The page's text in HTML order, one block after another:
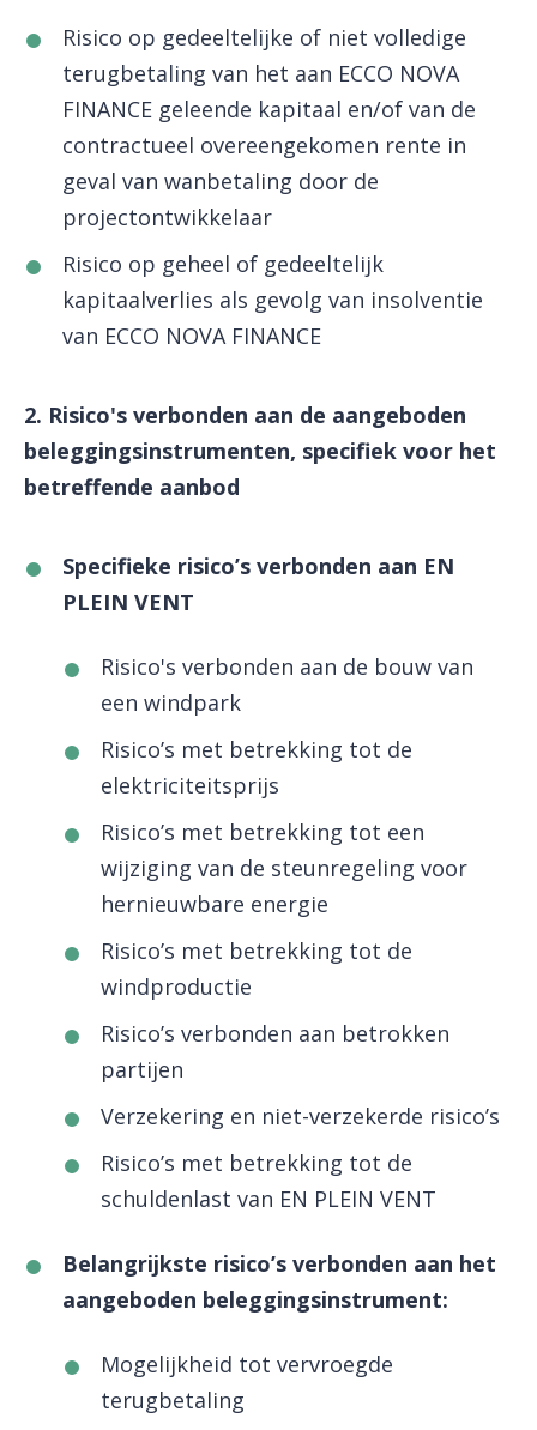
Risico op gedeeltelijke of niet volledige
terugbetaling van het aan ECCO NOVA
FINANCE geleende kapitaal en/of van de
contractueel overeengekomen rente in
geval van wanbetaling door de
projectontwikkelaar
Risico op geheel of gedeeltelijk
kapitaalverlies als gevolg van insolventie
van ECCO NOVA FINANCE
2. Risico's verbonden aan de aangeboden
beleggingsinstrumenten, specifiek voor het
betreffende aanbod
Specifieke risico’s verbonden aan EN
PLEIN VENT
Risico's verbonden aan de bouw van
een windpark
Risico’s met betrekking tot de
elektriciteitsprijs
Risico’s met betrekking tot een
wijziging van de steunregeling voor
hernieuwbare energie
Risico’s met betrekking tot de
windproductie
Risico’s verbonden aan betrokken
partijen
Verzekering en niet-verzekerde risico’s
Risico’s met betrekking tot de
schuldenlast van EN PLEIN VENT
Belangrijkste risico’s verbonden aan het
aangeboden beleggingsinstrument:
Mogelijkheid tot vervroegde
terugbetaling